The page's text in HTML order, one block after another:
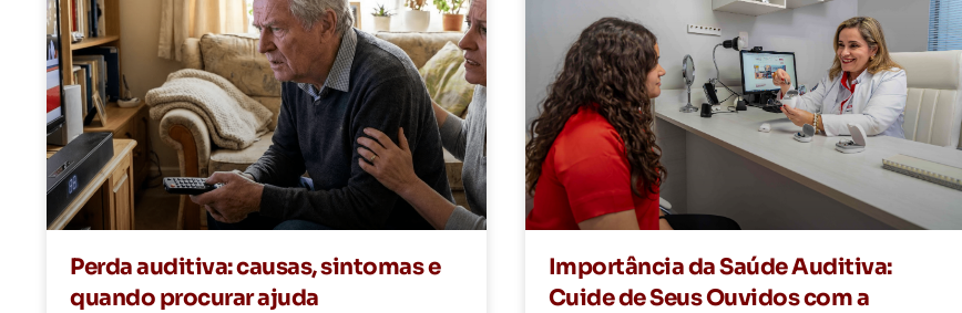
Perda auditiva: causas, sintomas e
quando procurar ajuda
Importância da Saúde Auditiva:
Cuide de Seus Ouvidos com a